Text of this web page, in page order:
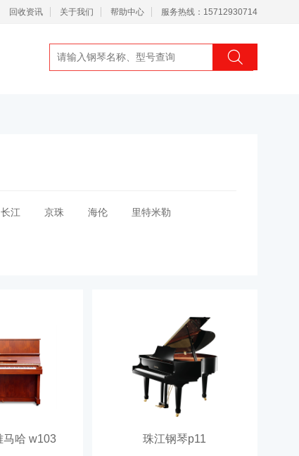
回收资讯 关于我们 帮助中心 服务热线：15712930714
长江 京珠 海伦 里特米勒
马哈 w103 珠江钢琴p11